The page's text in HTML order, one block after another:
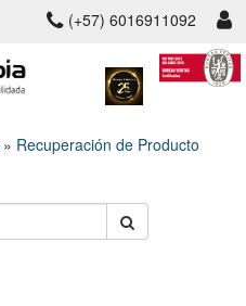
(+57) 6016911092
» Recuperación de Producto